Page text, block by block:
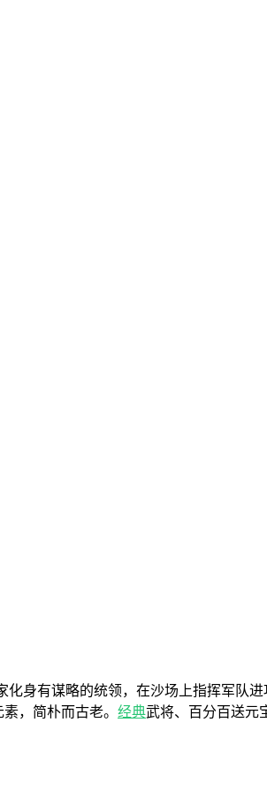
化身有谋略的统领，在沙场上指挥军队
，简朴而古老。 经典武将、百分百送元